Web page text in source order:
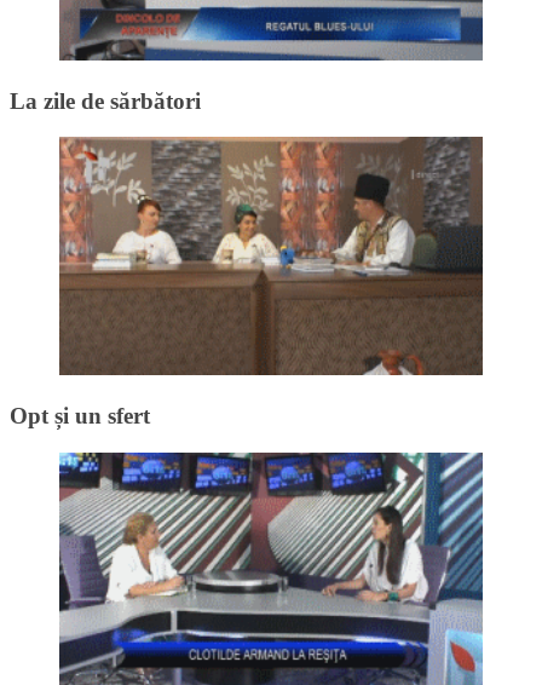
La zile de sărbători
Opt și un sfert